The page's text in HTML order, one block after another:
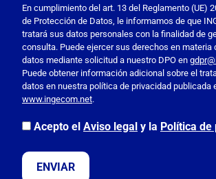
o
r
f
a
v
o
r
,
e
En cumplimiento del art. 13 del Reglamento (UE)
de Protección de Datos, le informamos de que
tratará sus datos personales con la finalidad de
consulta. Puede ejercer sus derechos en materia
datos mediante solicitud a nuestro DPO en
Puede obtener información adicional sobre el
datos en nuestra política de privacidad publicada
www.ingecom.net.
Acepto el Aviso legal y la Política de